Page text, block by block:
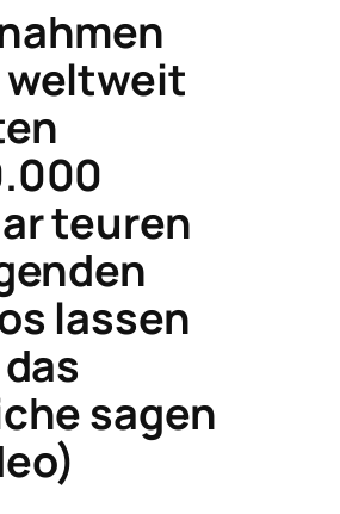
weltweit
teuren
lassen
sagen